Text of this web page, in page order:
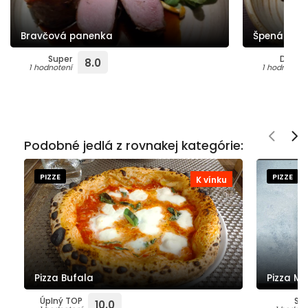
Bravčová panenka
Super
1 hodnotení 8.0 Dobré
1 hodnotení
Podobné jedlá z rovnakej kategórie:
K vínku
PIZZE
Pizza Bufala
Úplný TOP 10.0
PIZZE
Pizza